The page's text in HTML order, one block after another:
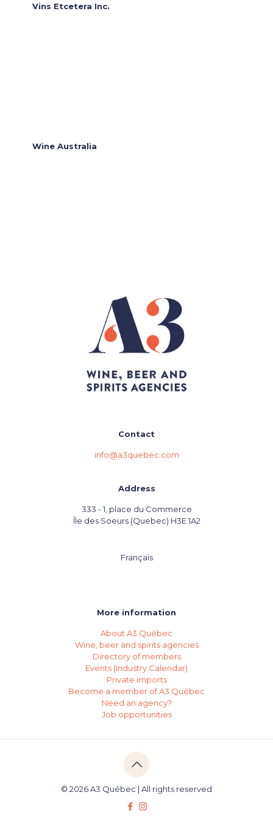
Vins Etcetera Inc.
Wine Australia
Contact
info@a3quebec.com
Address
333 - 1, place du Commerce
Île des Soeurs (Quebec) H3E 1A2
Français
More information
About A3 Québec
Wine, beer and spirits agencies
Directory of members
Events (Industry Calendar)
Private imports
Become a member of A3 Québec
Need an agency?
Job opportunities
© 2026 A3 Québec | All rights reserved